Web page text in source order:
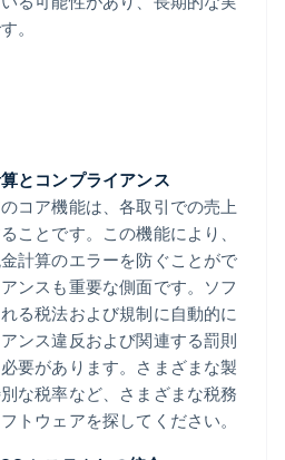
。
とコンプライアンス
コア機能は、各取引での売上
ことです。この機能により、
計算のエラーを防ぐことがで
ンスも重要な側面です。ソフ
る税法および規制に自動的に
ンス違反および関連する罰則
要があります。さまざまな製
な税率など、さまざまな税務
トウェアを探してください。